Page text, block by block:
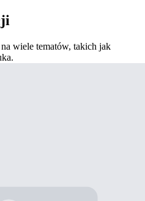
wiele tematów, takich jak